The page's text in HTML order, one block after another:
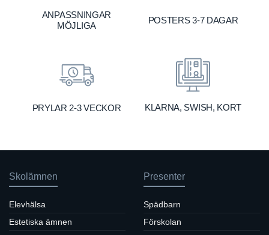
ANPASSNINGAR
MÖJLIGA
POSTERS 3-7 DAGAR
PRYLAR 2-3 VECKOR KLARNA, SWISH, KORT
Skolämnen
Elevhälsa
Estetiska ämnen
Presenter
Spädbarn
Förskolan